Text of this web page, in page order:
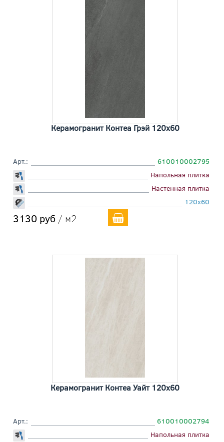
Керамогранит Контеа Грэй 120x60
Арт.:
610010002795
Напольная плитка
Настенная плитка
120x60
3130 руб / м2
Керамогранит Контеа Уайт 120x60
Арт.:
610010002794
Напольная плитка